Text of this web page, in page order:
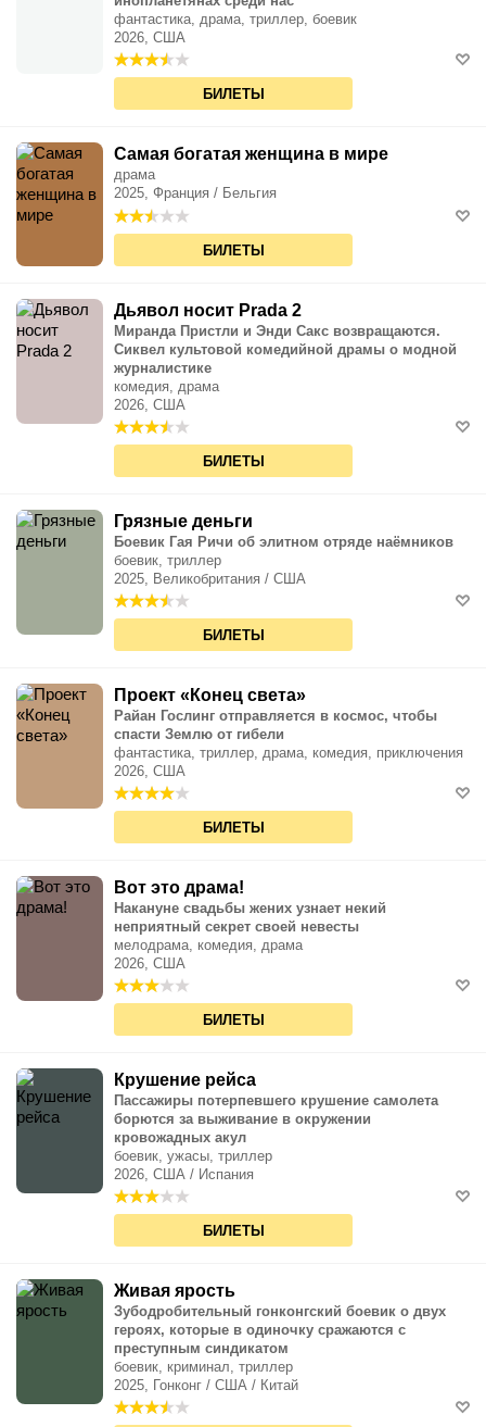
фантастика, драма, триллер, боевик
2026, США
БИЛЕТЫ
Самая богатая женщина в мире
драма
2025, Франция / Бельгия
БИЛЕТЫ
Дьявол носит Prada 2
Миранда Пристли и Энди Сакс возвращаются.
Сиквел культовой комедийной драмы о модной
журналистике
комедия, драма
2026, США
БИЛЕТЫ
Грязные деньги
Боевик Гая Ричи об элитном отряде наёмников
боевик, триллер
2025, Великобритания / США
БИЛЕТЫ
Проект «Конец света»
Райан Гослинг отправляется в космос, чтобы
спасти Землю от гибели
фантастика, триллер, драма, комедия, приключения
2026, США
БИЛЕТЫ
Вот это драма!
Накануне свадьбы жених узнает некий
неприятный секрет своей невесты
мелодрама, комедия, драма
2026, США
БИЛЕТЫ
Крушение рейса
Пассажиры потерпевшего крушение самолета
борются за выживание в окружении
кровожадных акул
боевик, ужасы, триллер
2026, США / Испания
БИЛЕТЫ
Живая ярость
Зубодробительный гонконгский боевик о двух
героях, которые в одиночку сражаются с
преступным синдикатом
боевик, криминал, триллер
2025, Гонконг / США / Китай